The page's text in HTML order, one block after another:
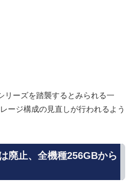
リーズを踏襲するとみられる一
ージ構成の見直しが行われるよう
廃止、全機種256GBから